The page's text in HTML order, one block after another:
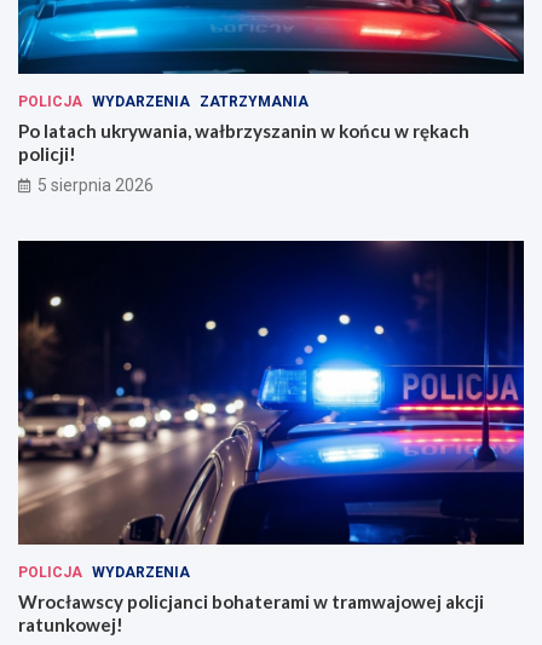
POLICJA WYDARZENIA ZATRZYMANIA
Po latach ukrywania, wałbrzyszanin w końcu w rękach
policji!
5 sierpnia 2026
POLICJA WYDARZENIA
Wrocławscy policjanci bohaterami w tramwajowej akcji
ratunkowej!